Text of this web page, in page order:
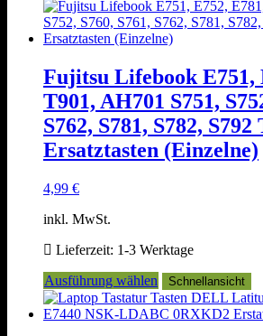
Fujitsu Lifebook E751,
T901, AH701 S751,
S762, S781, S782,
Ersatztasten (Einzelne)
4,99 €
inkl. MwSt.
Lieferzeit: 1-3 Werktage
Ausführung wählen
Dieses
Produkt
weist
Schnellansicht